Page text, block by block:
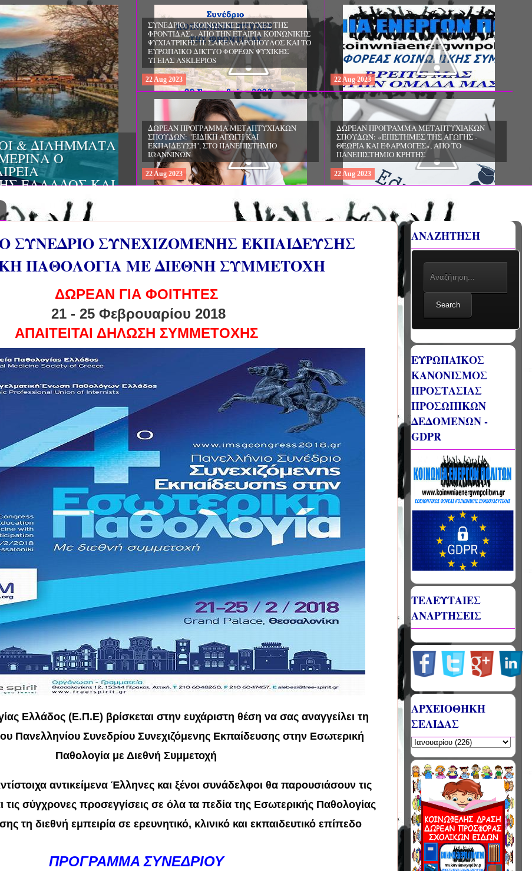
& ΔΙΛΗΜΜΑΤΑ
O
ΕΛΛΑΔΟΣ ΚΑΙ
ΠΑΘΟΛΟΓΙΚΕΣ
ΣΥΝΕΔΡΙΟ: «ΚΟΙΝΩΝΙΚΕΣ ΠΤΥΧΕΣ ΤΗΣ
ΦΡΟΝΤΙΔΑΣ», ΑΠΟ ΤΗΝ ΕΤΑΙΡΙΑ ΚΟΙΝΩΝΙΚΗΣ
ΨΥΧΙΑΤΡΙΚΗΣ Π. ΣΑΚΕΛΛΑΡΟΠΟΥΛΟΣ ΚΑΙ ΤΟ
EΥΡΩΠΑΪΚΟ ΔΙΚΤΥΟ ΦΟΡΕΩΝ ΨΥΧΙΚΗΣ
ΥΓΕΙΑΣ ΑSKLEPIOS
22Aug 2023 22Aug 2023
ΔΩΡΕΑΝ ΠΡΟΓΡΑΜΜΑ ΜΕΤΑΠΤΥΧΙΑΚΩΝ
ΣΠΟΥΔΩΝ: "ΕΙΔΙΚΗ ΑΓΩΓΗ ΚΑΙ
ΕΚΠΑΙΔΕΥΣΗ", ΣΤΟ ΠΑΝΕΠΙΣΤΗΜΙΟ
ΙΩΑΝΝΙΝΩΝ
22Aug 2023
ΔΩΡΕΑΝ ΠΡΟΓΡΑΜΜΑ ΜΕΤΑΠΤΥΧΙΑΚΩΝ
ΣΠΟΥΔΩΝ: «ΕΠΙΣΤΗΜΕΣ ΤΗΣ ΑΓΩΓΗΣ -
ΘΕΩΡΙΑ ΚΑΙ ΕΦΑΡΜΟΓΕΣ», ΑΠΟ ΤΟ
ΠΑΝΕΠΙΣΤΗΜΙΟ ΚΡΗΤΗΣ
22Aug 2023
ΣΥΝΕΔΡΙΟ ΣΥΝΕΧΙΖΟΜΕΝΗΣ ΕΚΠΑΙΔΕΥΣΗΣ
ΠΑΘΟΛΟΓΙΑ ΜΕ ΔΙΕΘΝΗ ΣΥΜΜΕΤΟΧΗ
ΔΩΡΕΑΝ ΓΙΑ ΦΟΙΤΗΤΕΣ
21 - 25 Φεβρουαρίου 2018
ΑΠΑΙΤΕΙΤΑΙ ΔΗΛΩΣΗ ΣΥΜΜΕΤΟΧΗΣ
Ελλάδος (Ε.Π.Ε) βρίσκεται στην ευχάριστη θέση να σας αναγγείλει τη
Πανελληνίου Συνεδρίου Συνεχιζόμενης Εκπαίδευσης στην Εσωτερική
Παθολογία με Διεθνή Συμμετοχή
αντικείμενα Έλληνες και ξένοι συνάδελφοι θα παρουσιάσουν τις
τις σύγχρονες προσεγγίσεις σε όλα τα πεδία της Εσωτερικής Παθολογίας
τη διεθνή εμπειρία σε ερευνητικό, κλινικό και εκπαιδευτικό επίπεδο
ΠΡΟΓΡΑΜΜΑ ΣΥΝΕΔΡΙΟΥ
ΑΝΑΖΗΤΗΣΗ
Search
ΕΥΡΩΠΑΪΚΟΣ
ΚΑΝΟΝΙΣΜΟΣ
ΠΡΟΣΤΑΣΙΑΣ
ΠΡΟΣΩΠΙΚΩΝ
ΔΕΔΟΜΕΝΩΝ -
GDPR
ΤΕΛΕΥΤΑΙΕΣ
ΑΝΑΡΤΗΣΕΙΣ
ΑΡΧΕΙΟΘΗΚΗ
ΣΕΛΙΔΑΣ